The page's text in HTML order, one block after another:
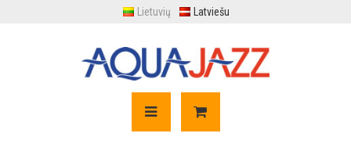
Lietuvių Latviešu